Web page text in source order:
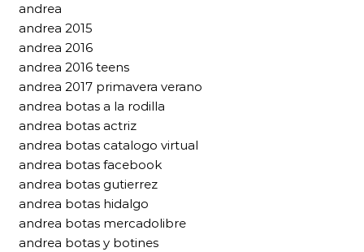
andrea
andrea 2015
andrea 2016
andrea 2016 teens
andrea 2017 primavera verano
andrea botas a la rodilla
andrea botas actriz
andrea botas catalogo virtual
andrea botas facebook
andrea botas gutierrez
andrea botas hidalgo
andrea botas mercadolibre
andrea botas y botines